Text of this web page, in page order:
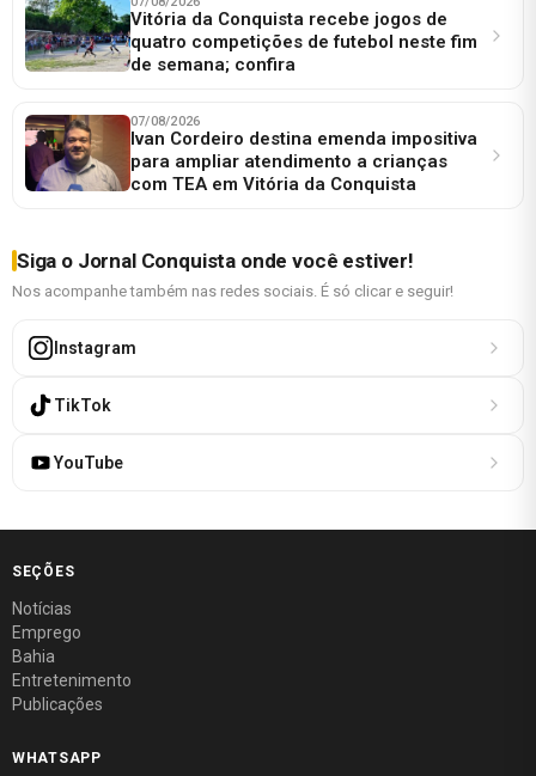
Vitória da Conquista recebe jogos de
quatro competições de futebol neste fim
de semana; confira
07/08/2026
Ivan Cordeiro destina emenda impositiva
para ampliar atendimento a crianças
com TEA em Vitória da Conquista
Siga o Jornal Conquista onde você estiver!
Nos acompanhe também nas redes sociais. É só clicar e seguir!
Instagram
TikTok
YouTube
SEÇÕES
Notícias
Emprego
Bahia
Entretenimento
Publicações
WHATSAPP